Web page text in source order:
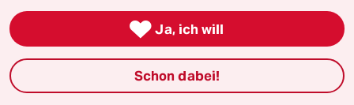
Mehr taz Lesestoff
 Ja, ich will
Schon dabei!